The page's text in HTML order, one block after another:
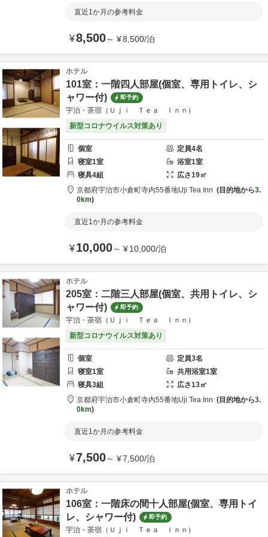
直近1か月の参考料金
¥8,500～ ¥8,500/泊
ホテル
101室：一階四人部屋(個室、専用トイレ、シ
ャワー付)
即予約
宇治・茶宿（Ｕｊｉ Ｔｅａ Ｉｎｎ）
新型コロナウイルス対策あり
個室 定員4名
寝室1室 浴室1室
寝具4組 広さ19㎡
京都府宇治市小倉町寺内55番地Uji Tea Inn 目的地から3.
0km
直近1か月の参考料金
¥10,000～ ¥10,000/泊
ホテル
205室：二階三人部屋(個室、共用トイレ、シ
ャワー付)
即予約
宇治・茶宿（Ｕｊｉ Ｔｅａ Ｉｎｎ）
新型コロナウイルス対策あり
個室 定員3名
寝室1室 共用浴室1室
寝具3組 広さ13㎡
京都府宇治市小倉町寺内55番地Uji Tea Inn 目的地から3.
0km
直近1か月の参考料金
¥7,500～ ¥7,500/泊
ホテル
106室：一階床の間十人部屋(個室、専用トイ
レ、シャワー付)
即予約
宇治・茶宿（Ｕｊｉ Ｔｅａ Ｉｎｎ）